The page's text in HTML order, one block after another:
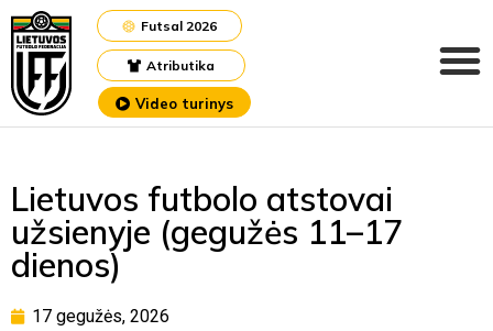
Atributika
Futsal 2026
Video turinys
Lietuvos futbolo atstovai
užsienyje (gegužės 11–17
dienos)
17 gegužės, 2026